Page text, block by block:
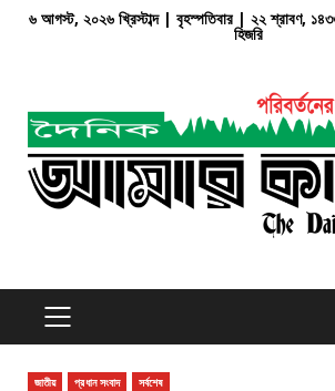
Skip৬ আগস্ট, ২০২৬ খ্রিস্টাব্দ | বৃহস্পতিবার | ২২ শ্রাবণ,
হিজরি
PRIMARY
MENU
জাতীয় প্রধান সংবাদ সর্বশেষ